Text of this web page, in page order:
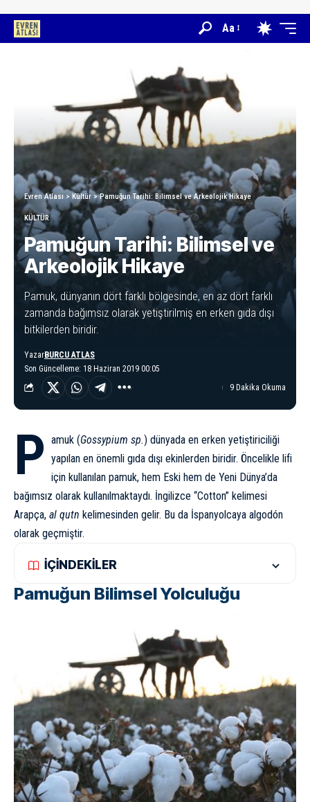
Aa
Evren Atlası > Kültür >Pamuğun Tarihi: Bilimsel ve Arkeolojik Hikaye
KÜLTÜR
Pamuğun Tarihi: Bilimsel ve
Arkeolojik Hikaye
Pamuk, dünyanın dört farklı bölgesinde, en az dört farklı
zamanda bağımsız olarak yetiştirilmiş en erken gıda dışı
bitkilerden biridir.
Son Güncelleme: 18 Haziran 2019 00:05
YazarBURCU ATLAS
9 Dakika Okuma
P amuk (Gossypium sp.) dünyada en erken yetiştiriciliği
yapılan en önemli gıda dışı ekinlerden biridir. Öncelikle lifi
için kullanılan pamuk, hem Eski hem de Yeni Dünya’da
bağımsız olarak kullanılmaktaydı. İngilizce “Cotton” kelimesi
Arapça, al qutn kelimesinden gelir. Bu da İspanyolcaya algodón
olarak geçmiştir.
İÇİNDEKİLER
Pamuğun Bilimsel Yolculuğu